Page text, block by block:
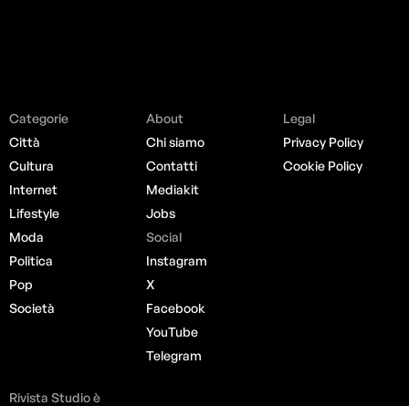
Categorie
Città
Cultura
Internet
Lifestyle
Moda
Politica
Pop
Società
About
Chi siamo
Contatti
Mediakit
Jobs
Social
Instagram
X
Facebook
YouTube
Telegram
Legal
Privacy Policy
Cookie Policy
Rivista Studio è